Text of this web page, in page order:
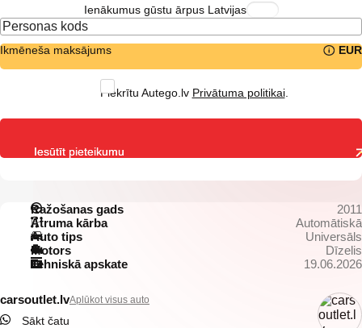
Ienākumus gūstu ārpus Latvijas
Ikmēneša maksājums EUR
Piekrītu Autego.lv Privātuma politikai.
Ražošanas gads
2011
Ātruma kārba
Automātiskā
Auto tips
Universāls
Motors
Dīzelis
Tehniskā apskate
19.06.2026
carsoutlet.lvAplūkot visus auto
Sākt čatu